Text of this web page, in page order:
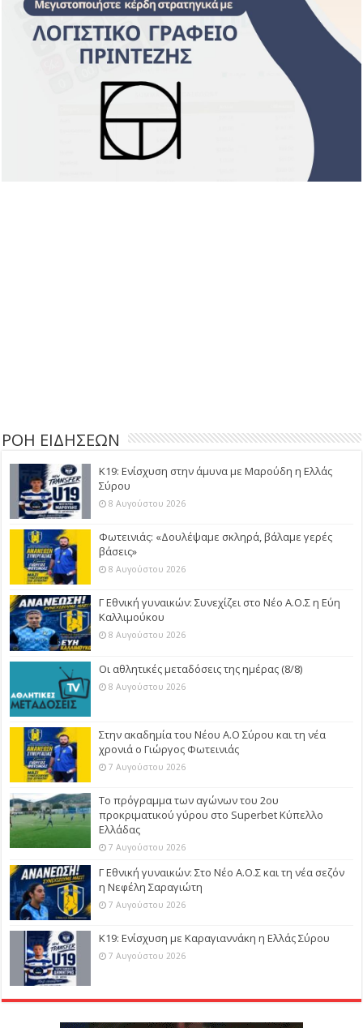
ΡΟΗ ΕΙΔΗΣΕΩΝ
Κ19: Ενίσχυση στην άμυνα με Μαρούδη η Ελλάς
Σύρου
8 Αυγούστου 2026
Φωτεινιάς: «Δουλέψαμε σκληρά, βάλαμε γερές
βάσεις»
8 Αυγούστου 2026
Γ Εθνική γυναικών: Συνεχίζει στο Νέο Α.Ο.Σ η Εύη
Καλλιμούκου
8 Αυγούστου 2026
Οι αθλητικές μεταδόσεις της ημέρας (8/8)
8 Αυγούστου 2026
Στην ακαδημία του Νέου Α.Ο Σύρου και τη νέα
χρονιά ο Γιώργος Φωτεινιάς
7 Αυγούστου 2026
Το πρόγραμμα των αγώνων του 2ου
προκριματικού γύρου στο Superbet Κύπελλο
Ελλάδας
7 Αυγούστου 2026
Γ Εθνική γυναικών: Στο Νέο Α.Ο.Σ και τη νέα σεζόν
η Νεφέλη Σαραγιώτη
7 Αυγούστου 2026
Κ19: Ενίσχυση με Καραγιαννάκη η Ελλάς Σύρου
7 Αυγούστου 2026